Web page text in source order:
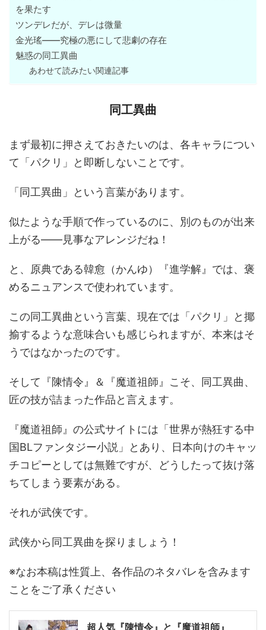
を果たす
ツンデレだが、デレは微量
金光瑤――究極の悪にして悲劇の存在
魅惑の同工異曲
あわせて読みたい関連記事
同工異曲
まず最初に押さえておきたいのは、各キャラについ
て「パクリ」と即断しないことです。
「同工異曲」という言葉があります。
似たような手順で作っているのに、別のものが出来
上がる――見事なアレンジだね！
と、原典である韓愈（かんゆ）『進学解』では、褒
めるニュアンスで使われています。
この同工異曲という言葉、現在では「パクリ」と揶
揄するような意味合いも感じられますが、本来はそ
うではなかったのです。
そして『陳情令』＆『魔道祖師』こそ、同工異曲、
匠の技が詰まった作品と言えます。
『魔道祖師』の公式サイトには「世界が熱狂する中
国BLファンタジー小説」とあり、日本向けのキャッ
チコピーとしては無難ですが、どうしたって抜け落
ちてしまう要素がある。
それが武侠です。
武侠から同工異曲を探りましょう！
※なお本稿は性質上、各作品のネタバレを含みます
ことをご了承ください
超人気『陳情令』と『魔道祖師』